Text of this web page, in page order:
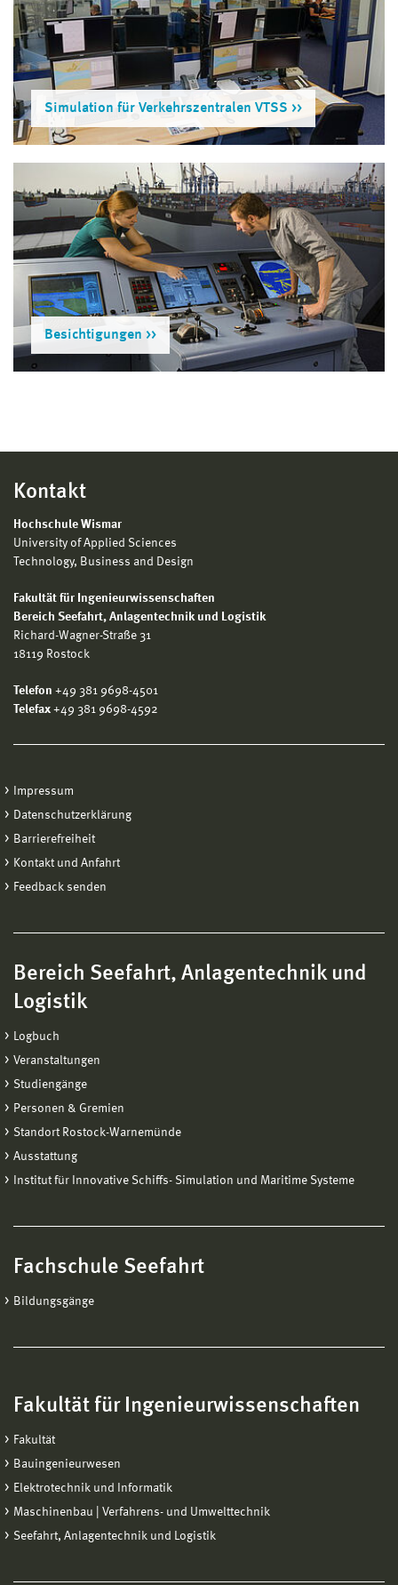
Simulation für Verkehrszentralen VTSS
Besichtigungen
Kontakt
Hochschule Wismar
University of Applied Sciences
Technology, Business and Design
Fakultät für Ingenieurwissenschaften
Bereich Seefahrt, Anlagentechnik und Logistik
Richard-Wagner-Straße 31
18119 Rostock
Telefon +49 381 9698-4501
Telefax +49 381 9698-4592
Impressum
Datenschutzerklärung
Barrierefreiheit
Kontakt und Anfahrt
Feedback senden
Bereich Seefahrt, Anlagentechnik und
Logistik
Logbuch
Veranstaltungen
Studiengänge
Personen & Gremien
Standort Rostock-Warnemünde
Ausstattung
Institut für Innovative Schiffs- Simulation und Maritime Systeme
Fachschule Seefahrt
Bildungsgänge
Fakultät für Ingenieurwissenschaften
Fakultät
Bauingenieurwesen
Elektrotechnik und Informatik
Maschinenbau | Verfahrens- und Umwelttechnik
Seefahrt, Anlagentechnik und Logistik